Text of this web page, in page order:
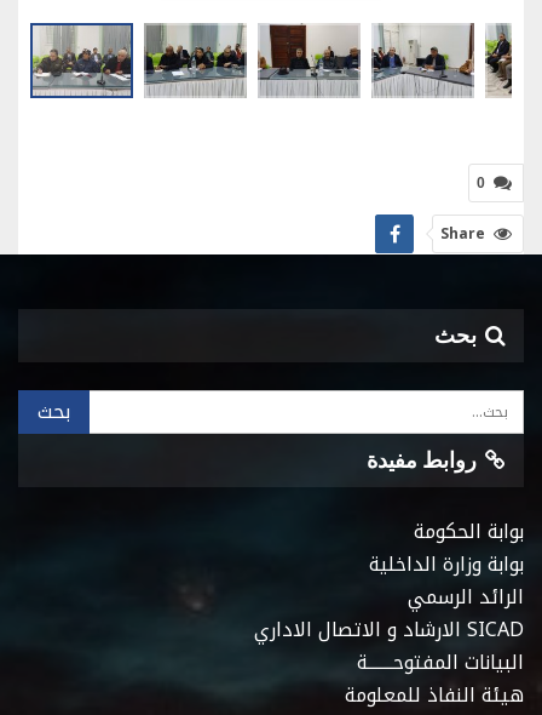
0
Share
بحث
روابط مفيدة
بوابة الحكومة
بوابة وزارة الداخلية
الرائد الرسمي
SICAD الارشاد و الاتصال الاداري
البيانات المفتوحـــــــة
هيئة النفاذ للمعلومة